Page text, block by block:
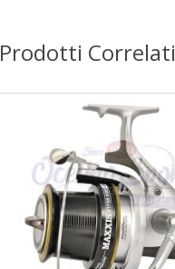
Prodotti Correlati